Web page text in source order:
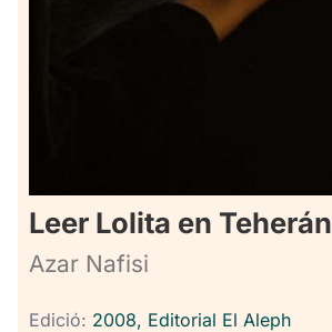
Leer Lolita en Teherán
Azar Nafisi
Edició: 2008, Editorial El Aleph